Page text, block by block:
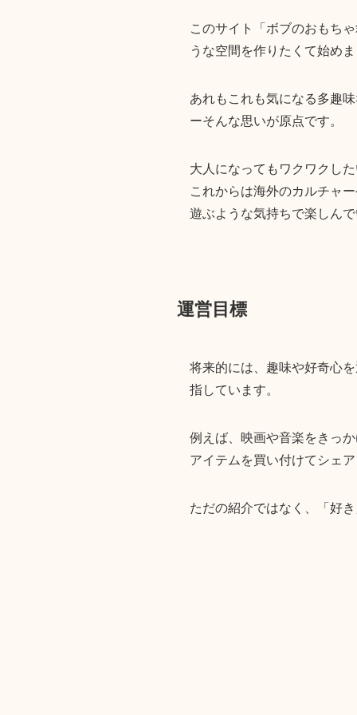
このサイト「ボブのおもち
うな空間を作りたくて始め
あれもこれも気になる多趣
ーそんな思いが原点です。
大人になってもワクワクし
これからは海外のカルチャ
遊ぶような気持ちで楽しん
運営目標
将来的には、趣味や好奇心
指しています。
例えば、映画や音楽をきっ
アイテムを買い付けてシェ
ただの紹介ではなく、「好